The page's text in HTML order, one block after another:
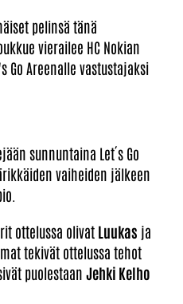
pelinsä tänä
vierailee HC Nokian
Go Areenalle vastustajaksi
sunnuntaina Let´s Go
vaiheiden jälkeen
ottelussa olivat Luukas ja
tekivät ottelussa tehot
puolestaan Jehki Kelho